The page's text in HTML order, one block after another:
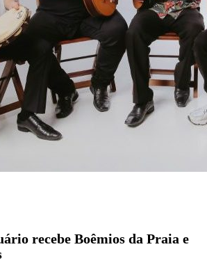
recebe Boêmios da Praia e